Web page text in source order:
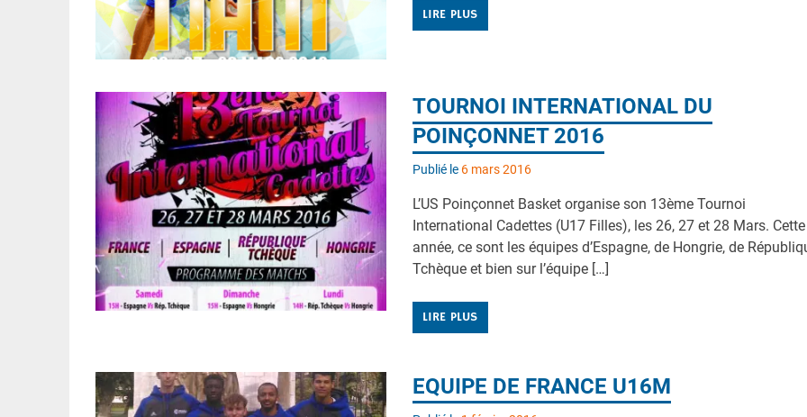
LIRE PLUS
TOURNOI INTERNATIONAL DU
POINÇONNET 2016
Publié le 6 mars 2016
L’US Poinçonnet Basket organise son 13ème Tournoi
International Cadettes (U17 Filles), les 26, 27 et 28 Mars. Cette
année, ce sont les équipes d’Espagne, de Hongrie, de
Tchèque et bien sur l’équipe […]
LIRE PLUS
EQUIPE DE FRANCE U16M